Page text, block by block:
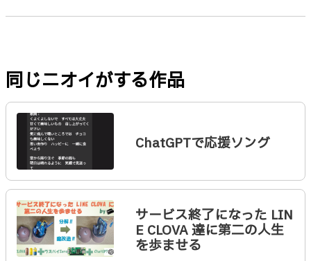
同じニオイがする作品
ChatGPTで応援ソング
サービス終了になった LIN
E CLOVA 達に第二の人生
を歩ませる